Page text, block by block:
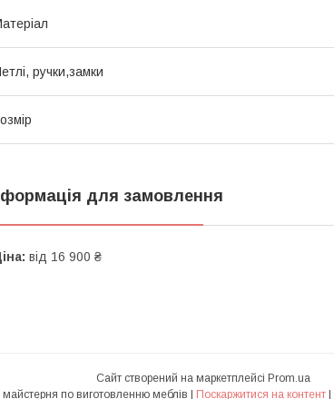
ручки,замки
для замовлення
від 16 900 ₴
Сайт створений на маркетплейсі Prom.ua
"Pro-Wood" - майстерня по виготовленню меблів | Поскаржитися на контент |